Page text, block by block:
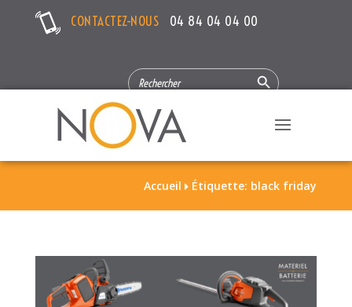
CONTACTEZ-NOUS 04 84 04 04 00
SEARCH
FOR:
Search Button
Accueil  Étiquette: black friday